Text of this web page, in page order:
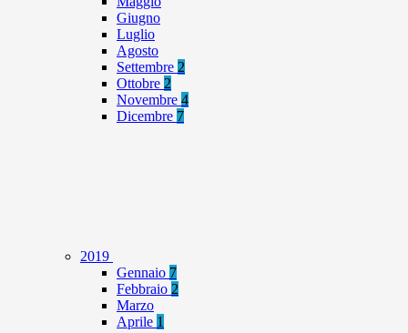
Giugno
Luglio
Agosto
Settembre 2
Ottobre 2
Novembre 4
Dicembre 7
2019
Gennaio 7
Febbraio 2
Marzo
Aprile 1